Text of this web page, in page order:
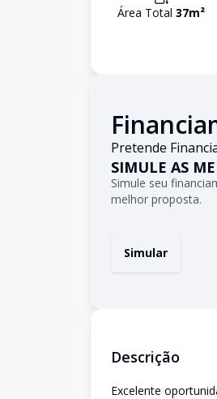
Área Total 37m²
Pretende
SIMULE AS
Simule seu
melhor proposta.
Simular
Descrição
Excelente